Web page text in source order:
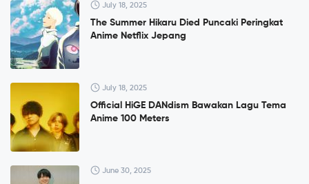
July 18, 2025
The Summer Hikaru Died Puncaki Peringkat
Anime Netflix Jepang
July 18, 2025
Official HiGE DANdism Bawakan Lagu Tema
Anime 100 Meters
June 30, 2025